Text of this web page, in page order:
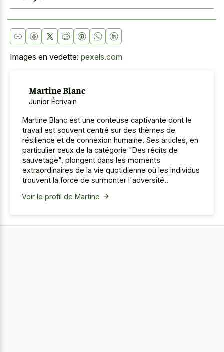
Images en vedette: pexels.com
Martine Blanc
Junior Écrivain
Martine Blanc est une conteuse captivante dont le
travail est souvent centré sur des thèmes de
résilience et de connexion humaine. Ses articles, en
particulier ceux de la catégorie "Des récits de
sauvetage", plongent dans les moments
extraordinaires de la vie quotidienne où les individus
trouvent la force de surmonter l'adversité..
Voir le profil de Martine